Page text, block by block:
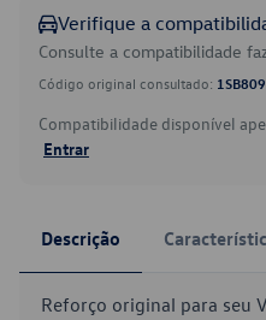
Verifique a
Consulte a compatibilidade
Código original consultado:
Compatibilidade disponível
Entrar
Descrição
Reforço original para seu